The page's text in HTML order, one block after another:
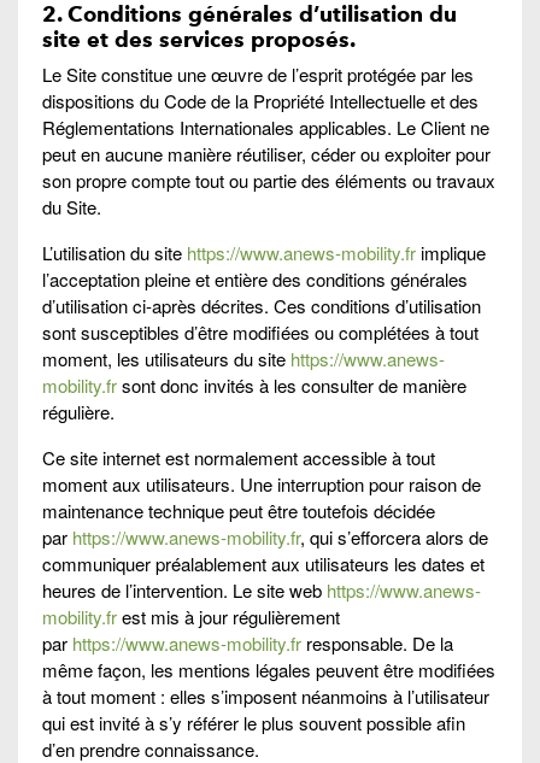
2. Conditions générales d’utilisation du
site et des services proposés.
Le Site constitue une œuvre de l’esprit protégée par les
dispositions du Code de la Propriété Intellectuelle et des
Réglementations Internationales applicables. Le Client ne
peut en aucune manière réutiliser, céder ou exploiter pour
son propre compte tout ou partie des éléments ou travaux
du Site.
L’utilisation du site https://www.anews-mobility.frimplique
l’acceptation pleine et entière des conditions générales
d’utilisation ci-après décrites. Ces conditions d’utilisation
sont susceptibles d’être modifiées ou complétées à tout
moment, les utilisateurs du site https://www.anews-
mobility.frsont donc invités à les consulter de manière
régulière.
Ce site internet est normalement accessible à tout
moment aux utilisateurs. Une interruption pour raison de
maintenance technique peut être toutefois décidée
par https://www.anews-mobility.fr, qui s’efforcera alors de
communiquer préalablement aux utilisateurs les dates et
heures de l’intervention. Le site web https://www.anews-
mobility.frest mis à jour régulièrement
par https://www.anews-mobility.fr responsable. De la
même façon, les mentions légales peuvent être modifiées
à tout moment : elles s’imposent néanmoins à l’utilisateur
qui est invité à s’y référer le plus souvent possible afin
d’en prendre connaissance.